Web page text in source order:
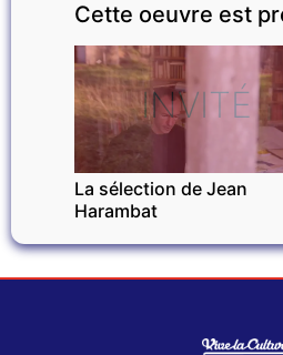
Cette oeuvre est
INVITÉ
La sélection de Jean
Harambat